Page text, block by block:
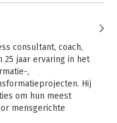
consultant, coach,
25 jaar ervaring in het
,
Hij
om hun meest
mensgerichte